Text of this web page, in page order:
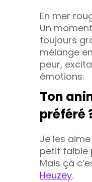
En mer
Un
toujours
mélange
peur,
émotions.
Ton
préféré
Je les
petit faible
Mais çà
Heuzey.